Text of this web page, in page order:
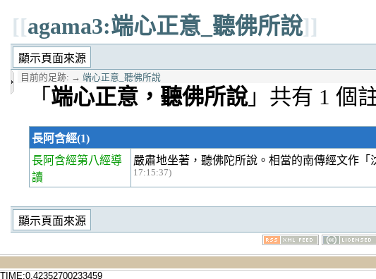
[[agama3:端心正意_聽佛所說]]
目前的足跡: → 端心正意_聽佛所說
「 端心正意，聽佛所說」共有 1 個
長阿含經(1)
長阿含經第八經導
讀
嚴肅地坐著，聽佛陀所說。相當的南傳經文作
17:15:37)
TIME:0.42352700233459